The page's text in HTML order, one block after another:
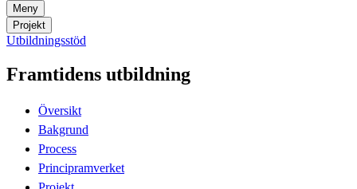
Meny
Projekt
Utbildningsstöd
Framtidens utbildning
Översikt
Bakgrund
Process
Principramverket